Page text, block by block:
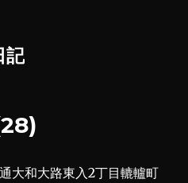
記
大和大路東入2丁目轆轤町